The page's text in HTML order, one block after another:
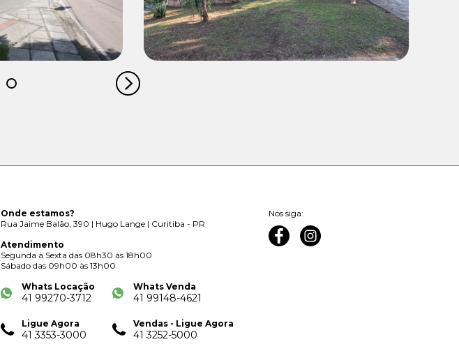
Onde estamos?
Rua Jaime Balão, 390 | Hugo Lange | Curitiba - PR
Atendimento
Segunda à Sexta das 08h30 às 18h00
Sábado das 09h00 às 13h00
Whats Locação
41 99270-3712
Whats Venda
41 99148-4621
Ligue Agora
41 3353-3000
Vendas - Ligue Agora
41 3252-5000
Nos siga: